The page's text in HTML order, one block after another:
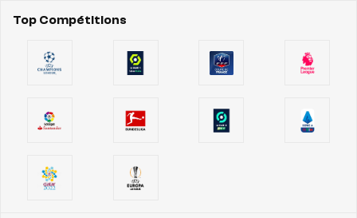
Top Compétitions